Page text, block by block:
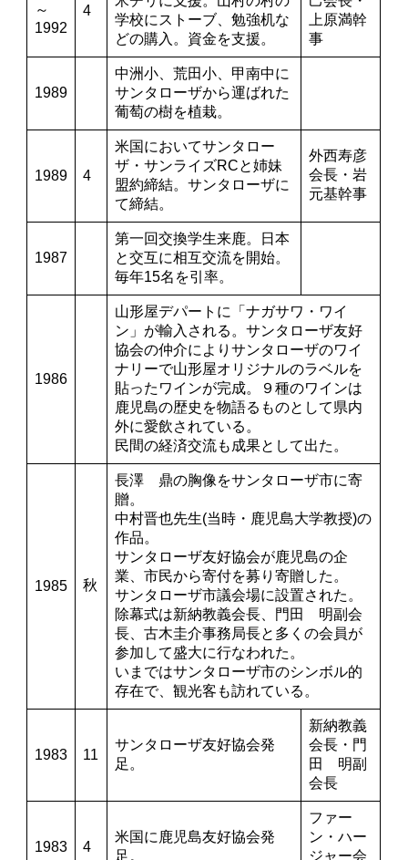
～
1992
4
学校にストーブ、勉強机な
どの購入。資金を支援。
上原満幹
事
1989
中洲小、荒田小、甲南中に
サンタローザから運ばれた
葡萄の樹を植栽。
1989 4
米国においてサンタロー
ザ・サンライズRCと姉妹
盟約締結。サンタローザに
て締結。
外西寿彦
会長・岩
元基幹事
1987
第一回交換学生来鹿。日本
と交互に相互交流を開始。
毎年15名を引率。
1986
山形屋デパートに「ナガサワ・ワイ
ン」が輸入される。サンタローザ友好
協会の仲介によりサンタローザのワイ
ナリーで山形屋オリジナルのラベルを
貼ったワインが完成。９種のワインは
鹿児島の歴史を物語るものとして県内
外に愛飲されている。
民間の経済交流も成果として出た。
1985 秋
長澤 鼎の胸像をサンタローザ市に寄
贈。
中村晋也先生(当時・鹿児島大学教授)の
作品。
サンタローザ友好協会が鹿児島の企
業、市民から寄付を募り寄贈した。
サンタローザ市議会場に設置された。
除幕式は新納教義会長、門田 明副会
長、古木圭介事務局長と多くの会員が
参加して盛大に行なわれた。
いまではサンタローザ市のシンボル的
存在で、観光客も訪れている。
1983 11
サンタローザ友好協会発
足。
新納教義
会長・門
田 明副
会長
1983 4
米国に鹿児島友好協会発
足。
ファー
ン・ハー
ジャー会